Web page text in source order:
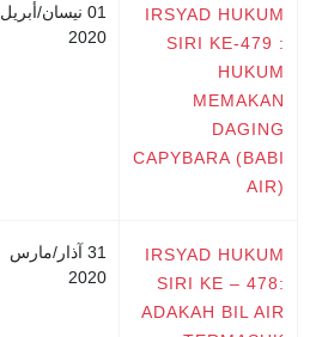
IRSYAD HUKUM
SIRI KE-479 :
HUKUM
MEMAKAN
DAGING
CAPYBARA (BABI
AIR)
01 نيسان/أبريل
2020
IRSYAD HUKUM
SIRI KE – 478:
ADAKAH BIL AIR
31 آذار/مارس
2020